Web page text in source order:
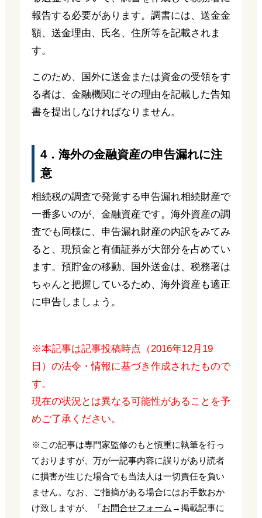
報告する必要があります。調書には、送金金
額、送金理由、氏名、住所等を記載されま
す。
このため、国外に送金または資金の受領をす
る者は、金融機関にその理由を記載した告知
書を提出しなければなりません。
4．海外の金融資産の申告漏れに注
意
相続税の調査で発覚する申告漏れ相続財産で
一番多いのが、金融資産です。海外資産の調
査でも同様に、申告漏れ財産の内訳をみてみ
ると、現預金と有価証券が大部分を占めてい
ます。預貯金の移動、国外送金は、税務署は
ちゃんと把握しているため、海外資産も適正
に申告しましょう。
※本記事は記事投稿時点（2016年12月19
日）の法令・情報に基づき作成されたもので
す。
現在の状況とは異なる可能性があることを予
めご了承ください。
※この記事は専門家監修のもと慎重に執筆を行っ
ておりますが、万が一記事内容に誤りがあり読者
に損害が生じた場合でも当法人は一切責任を負い
ません。なお、ご指摘がある場合にはお手数おか
け致しますが、「お問合せフォーム →掲載記事に